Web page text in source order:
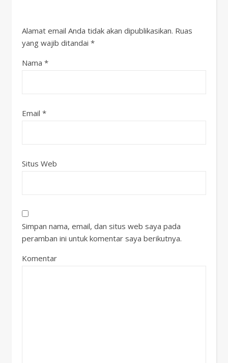
Alamat email Anda tidak akan dipublikasikan. Ruas
yang wajib ditandai *
Nama *
Email *
Situs Web
Simpan nama, email, dan situs web saya pada
peramban ini untuk komentar saya berikutnya.
Komentar